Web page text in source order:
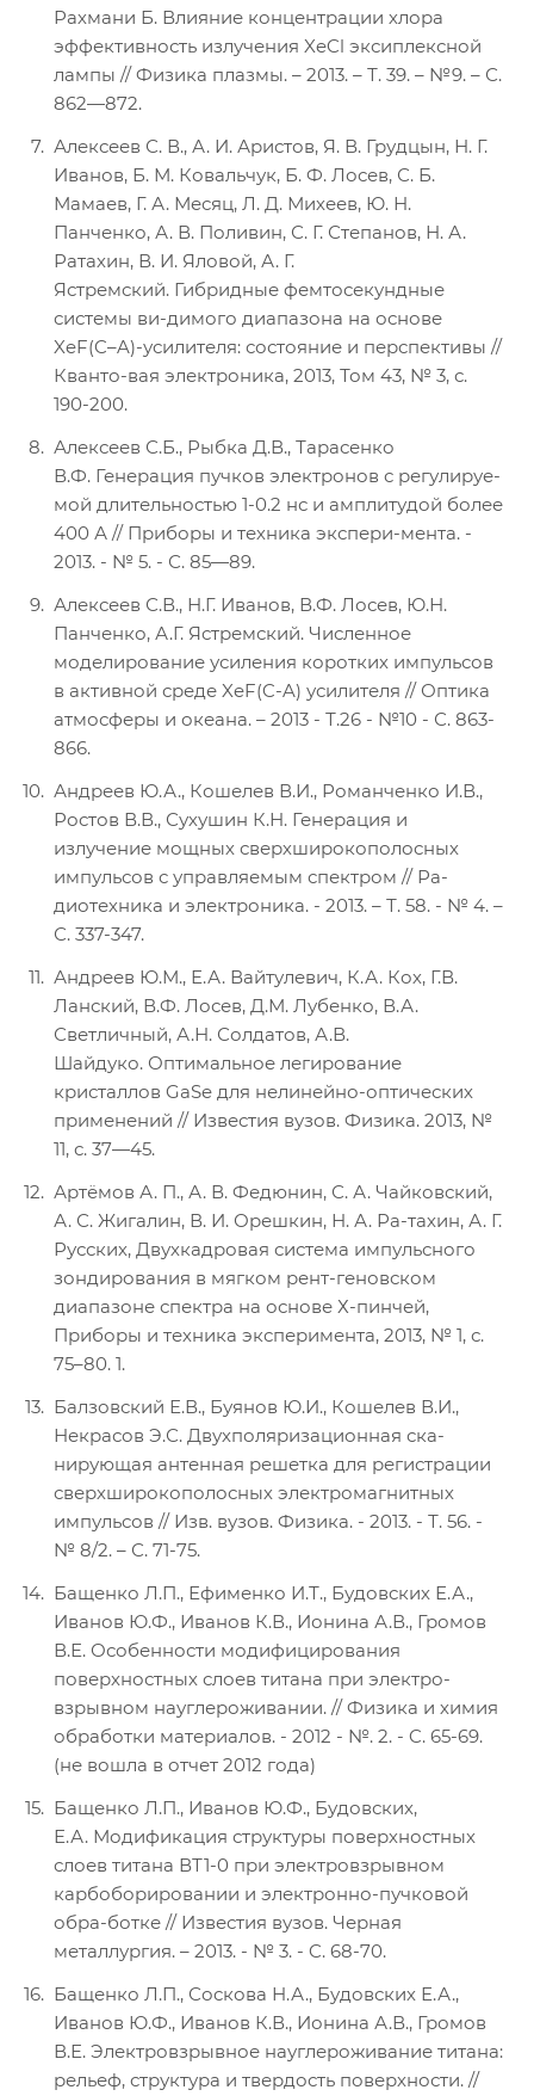
Рахмани Б. Влияние концентрации хлора
эффективность излучения XeCl эксиплексной
лампы // Физика плазмы. – 2013. – Т. 39. – №9. – С.
862—872.
Алексеев С. В., А. И. Аристов, Я. В. Грудцын, Н. Г.
Иванов, Б. М. Ковальчук, Б. Ф. Лосев, С. Б.
Мамаев, Г. А. Месяц, Л. Д. Михеев, Ю. Н.
Панченко, А. В. Поливин, С. Г. Степанов, Н. А.
Ратахин, В. И. Яловой, А. Г.
Ястремский. Гибридные фемтосекундные
системы ви-димого диапазона на основе
XeF(C–A)-усилителя: состояние и перспективы //
Кванто-вая электроника, 2013, Том 43, № 3, с.
190-200.
Алексеев С.Б., Рыбка Д.В., Тарасенко
В.Ф. Генерация пучков электронов с регулируе-
мой длительностью 1-0.2 нс и амплитудой более
400 А // Приборы и техника экспери-мента. -
2013. - № 5. - С. 85—89.
Алексеев С.В., Н.Г. Иванов, В.Ф. Лосев, Ю.Н.
Панченко, А.Г. Ястремский. Численное
моделирование усиления коротких импульсов
в активной среде XeF(C-A) усилителя // Оптика
атмосферы и океана. – 2013 - Т.26 - №10 - С. 863-
866.
Андреев Ю.А., Кошелев В.И., Романченко И.В.,
Ростов В.В., Сухушин К.Н. Генерация и
излучение мощных сверхширокополосных
импульсов с управляемым спектром // Ра-
диотехника и электроника. - 2013. – Т. 58. - № 4. –
С. 337-347.
Андреев Ю.М., Е.А. Вайтулевич, К.А. Кох, Г.В.
Ланский, В.Ф. Лосев, Д.М. Лубенко, В.А.
Светличный, А.Н. Солдатов, А.В.
Шайдуко. Оптимальное легирование
кристаллов GaSe для нелинейно-оптических
применений // Известия вузов. Физика. 2013, №
11, с. 37—45.
Артёмов А. П., А. В. Федюнин, С. А. Чайковский,
А. С. Жигалин, В. И. Орешкин, Н. А. Ра-тахин, А. Г.
Русских, Двухкадровая система импульсного
зондирования в мягком рент-геновском
диапазоне спектра на основе Х-пинчей,
Приборы и техника эксперимента, 2013, № 1, с.
75–80. 1.
Балзовский Е.В., Буянов Ю.И., Кошелев В.И.,
Некрасов Э.С. Двухполяризационная ска-
нирующая антенная решетка для регистрации
сверхширокополосных электромагнитных
импульсов // Изв. вузов. Физика. - 2013. - Т. 56. -
№ 8/2. – С. 71-75.
Бащенко Л.П., Ефименко И.Т., Будовских Е.А.,
Иванов Ю.Ф., Иванов К.В., Ионина А.В., Громов
В.Е. Особенности модифицирования
поверхностных слоев титана при электро-
взрывном науглероживании. // Физика и химия
обработки материалов. - 2012 - №. 2. - C. 65-69.
(не вошла в отчет 2012 года)
Бащенко Л.П., Иванов Ю.Ф., Будовских,
Е.А. Модификация структуры поверхностных
слоев титана ВТ1-0 при электровзрывном
карбоборировании и электронно-пучковой
обра-ботке // Известия вузов. Черная
металлургия. – 2013. - № 3. - C. 68-70.
Бащенко Л.П., Соскова Н.А., Будовских Е.А.,
Иванов Ю.Ф., Иванов К.В., Ионина А.В., Громов
В.Е. Электровзрывное науглероживание титана:
рельеф, структура и твердость поверхности. //